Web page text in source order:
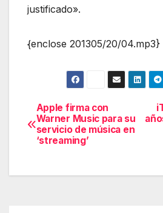
justificado».
{enclose 201305/20/04.mp3}
Navegación
de
Apple firma con
Warner Music para su
servicio de música en
‘streaming’